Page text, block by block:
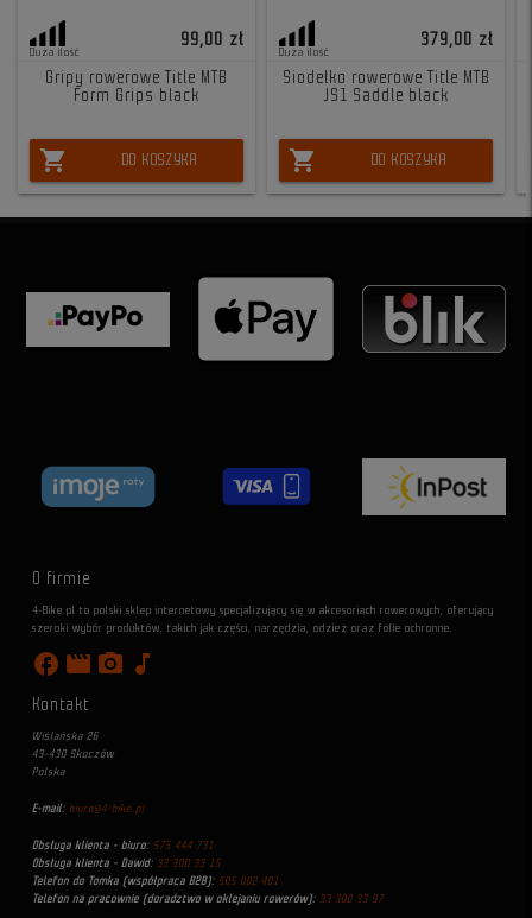
Duża ilość
99,00 zł
Gripy rowerowe Title MTB
Form Grips black
shopping_cart DO KOSZYKA
Duża ilość
379,00 zł
Siodełko rowerowe Title MTB
JS1 Saddle black
shopping_cart DO KOSZYKA
O firmie
4-Bike.pl to polski sklep internetowy specjalizujący się w akcesoriach rowerowych, oferujący
szeroki wybór produktów, takich jak części, narzędzia, odzież oraz folie ochronne.
facebook movie photo_camera music_note
Kontakt
Wiślańska 26
43-430 Skoczów
Polska
E-mail: biuro@4-bike.pl
Obsługa klienta - biuro: 575 444 731
Obsługa klienta - Dawid: 33 300 33 15
Telefon do Tomka (współpraca B2B): 505 002 401
Telefon na pracownie (doradztwo w oklejaniu rowerów): 33 300 33 97